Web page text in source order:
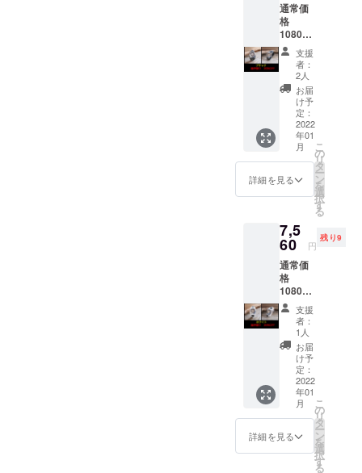
通常価
格
10800
円を超
早割り
30%OF
Fで
7560円
支援
者：
2人
お届
け予
定：
2022
年01
月
詳細を見る
こ
の
リ
タ
ー
ン
を
選
択
す
る
7,5
60 円
残り9
通常価
格
10800
円を
30%OF
7560円
支援
者：
1人
お届
け予
定：
2022
年01
月
詳細を見る
こ
の
リ
タ
ー
ン
を
選
択
す
る